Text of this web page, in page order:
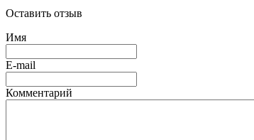
Оставить отзыв
Имя
E-mail
Комментарий